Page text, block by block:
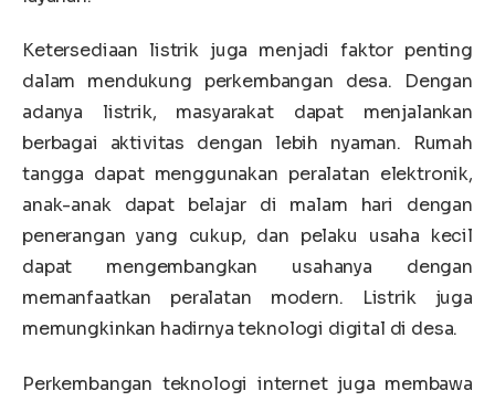
Ketersediaan listrik juga menjadi faktor penting
dalam mendukung perkembangan desa. Dengan
adanya listrik, masyarakat dapat menjalankan
berbagai aktivitas dengan lebih nyaman. Rumah
tangga dapat menggunakan peralatan elektronik,
anak-anak dapat belajar di malam hari dengan
penerangan yang cukup, dan pelaku usaha kecil
dapat mengembangkan usahanya dengan
memanfaatkan peralatan modern. Listrik juga
memungkinkan hadirnya teknologi digital di desa.
Perkembangan teknologi internet juga membawa